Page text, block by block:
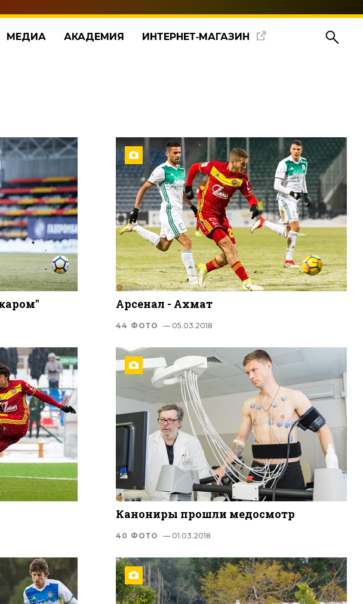
МЕДИА АКАДЕМИЯ ИНТЕРНЕТ‑МАГАЗИН
Арсенал - Ахмат
44 ФОТО — 05.03.2018
Канониры прошли медосмотр
40 ФОТО — 01.03.2018